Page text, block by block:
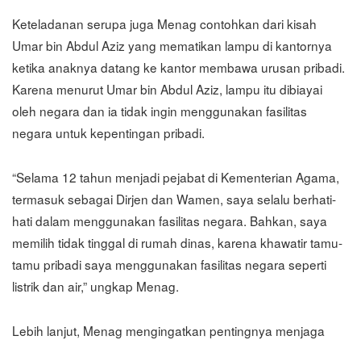
Keteladanan serupa juga Menag contohkan dari kisah
Umar bin Abdul Aziz yang mematikan lampu di kantornya
ketika anaknya datang ke kantor membawa urusan pribadi.
Karena menurut Umar bin Abdul Aziz, lampu itu dibiayai
oleh negara dan ia tidak ingin menggunakan fasilitas
negara untuk kepentingan pribadi.
“Selama 12 tahun menjadi pejabat di Kementerian Agama,
termasuk sebagai Dirjen dan Wamen, saya selalu berhati-
hati dalam menggunakan fasilitas negara. Bahkan, saya
memilih tidak tinggal di rumah dinas, karena khawatir tamu-
tamu pribadi saya menggunakan fasilitas negara seperti
listrik dan air,” ungkap Menag.
Lebih lanjut, Menag mengingatkan pentingnya menjaga